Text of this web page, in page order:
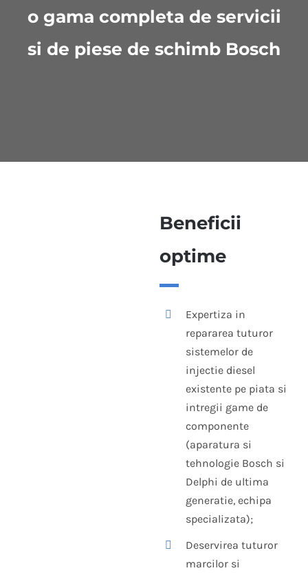
o gama completa de servicii
si de piese de schimb Bosch
Beneficii
optime
Expertiza in
repararea tuturor
sistemelor de
injectie diesel
existente pe piata si
intregii game de
componente
(aparatura si
tehnologie Bosch si
Delphi de ultima
generatie, echipa
specializata);
Deservirea tuturor
marcilor si